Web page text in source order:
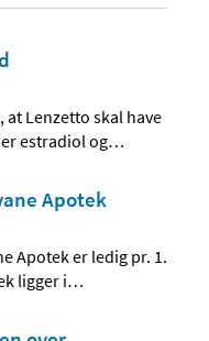
Lenzetto skal have
estradiol og…
Apotek
Apotek er ledig pr. 1.
ligger i…